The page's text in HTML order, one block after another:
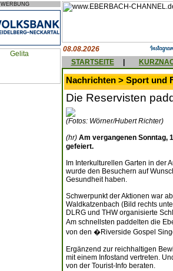
WERBUNG
08.08.2026
STARTSEITE
Nachrichten > Sport und
Die Reservisten
(Fotos: Wörner/Hubert Richter)
(hr) Am vergangenen Sonntag,
gefeiert.
Im Interkulturellen Garten in der
wurde den Besuchern auf
Gesundheit haben.
Schwerpunkt der Aktionen war
Waldkatzenbach (Bild rechts
DLRG und THW organisierte
Am schnellsten paddelten die
von den �Riverside Gospel
Ergänzend zur reichhaltigen
mit einem Infostand vertreten.
von der Tourist-Info beraten.